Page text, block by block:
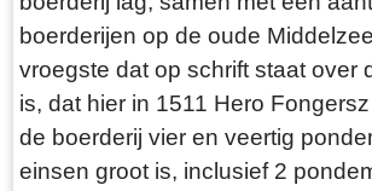
boerderijen op de oude
vroegste dat op schrift staat over
is, dat hier in 1511 Hero
de boerderij vier en veertig
einsen groot is, inclusief 2